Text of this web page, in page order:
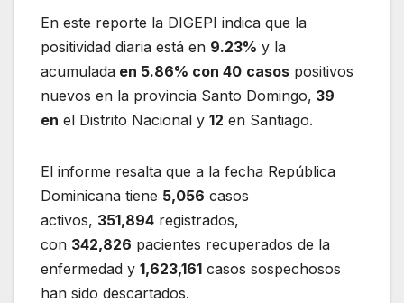
En este reporte la DIGEPI indica que la
positividad diaria está en 9.23% y la
acumulada en 5.86% con 40 casos positivos
nuevos en la provincia Santo Domingo, 39
en el Distrito Nacional y 12 en Santiago.
El informe resalta que a la fecha República
Dominicana tiene 5,056 casos
activos, 351,894 registrados,
con 342,826 pacientes recuperados de la
enfermedad y 1,623,161 casos sospechosos
han sido descartados.